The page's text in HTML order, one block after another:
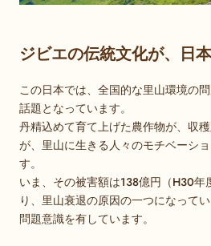
ジビエの伝統文化が、日
この日本では、全国的な里山環境の
話題となっています。
丹精込めて育て上げた農作物が、収
が、里山に生きる人々のモチベーシ
す。
いま、その被害額は138億円（H30年
り、 里山衰退の原因の一つになって
問題意識を有しています。